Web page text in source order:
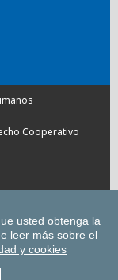
Cooperativo
de Deusto en
de
usted obtenga la
leer más sobre el
y cookies